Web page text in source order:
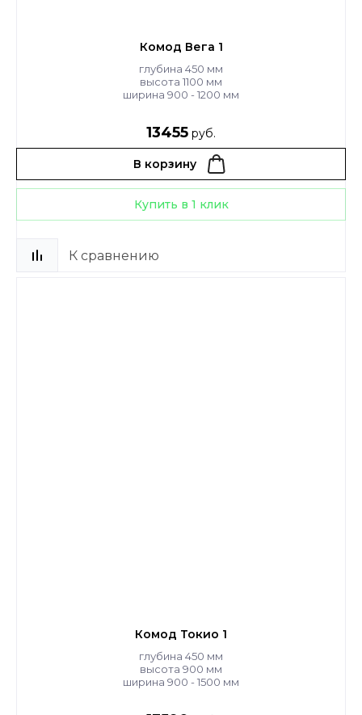
Комод Вега 1
глубина 450 мм
высота 1100 мм
ширина 900 - 1200 мм
13455 руб.
В корзину
Купить в 1 клик
К сравнению
Комод Токио 1
глубина 450 мм
высота 900 мм
ширина 900 - 1500 мм